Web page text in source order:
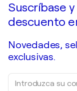
Suscríbase
descuento
Novedades,
exclusivas.